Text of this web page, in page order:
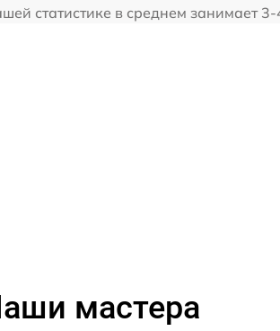
статистике в среднем занимает
мастера